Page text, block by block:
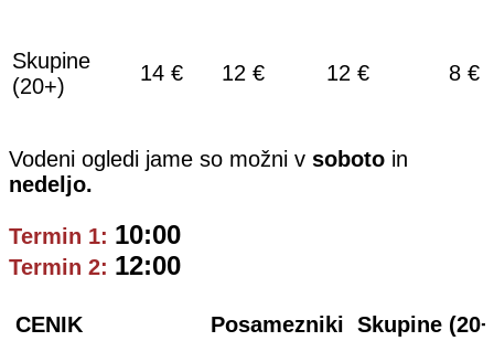
Skupine
(20+)
14 € 12 € 12 € 8 €
Vodeni ogledi jame so možni v soboto in
nedeljo.
Termin 1: 10:00
Termin 2: 12:00
CENIK Posamezniki Skupine